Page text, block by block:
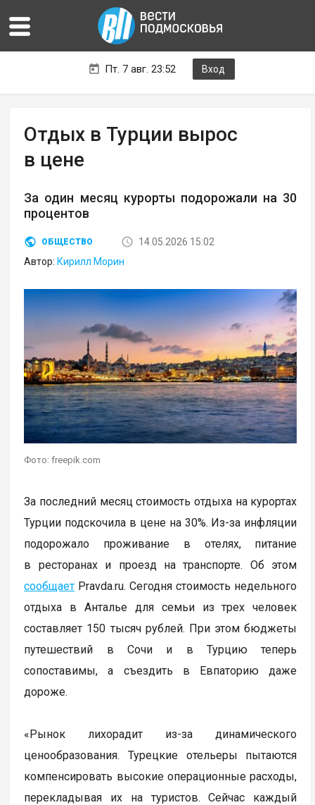
Пт. 7 авг. 23:52 Вход
Отдых в Турции вырос
в цене
За один месяц курорты подорожали на 30
процентов
ОБЩЕСТВО
14.05.2026 15:02
Автор: Кирилл Морин
Фото: freepik.com
За последний месяц стоимость отдыха на курортах
Турции подскочила в цене на 30%. Из-за инфляции
подорожало проживание в отелях, питание
в ресторанах и проезд на транспорте. Об этом
сообщает Pravda.ru. Сегодня стоимость недельного
отдыха в Анталье для семьи из трех человек
составляет 150 тысяч рублей. При этом бюджеты
путешествий в Сочи и в Турцию теперь
сопоставимы, а съездить в Евпаторию даже
дороже.
«Рынок лихорадит из-за динамического
ценообразования. Турецкие отельеры пытаются
компенсировать высокие операционные расходы,
перекладывая их на туристов. Сейчас каждый